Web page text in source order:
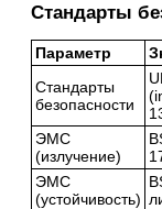
Стандарты
Параметр
Стандарты
безопасности
ЭМС
(излучение)
ЭМС
(устойчивость)